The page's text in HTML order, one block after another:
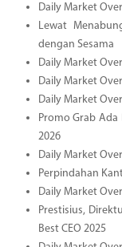
Daily Market
Lewat
dengan Sesama
Daily Market
Daily Market
Daily Market
Promo Grab
2026
Daily Market
Perpindahan
Daily Market
Prestisius,
Best CEO 2025